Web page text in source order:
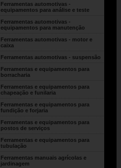
Ferramentas automotivas -
equipamentos para análise e teste
Ferramentas automotivas -
equipamentos para manutenção
Ferramentas automotivas - motor e
caixa
Ferramentas automotivas - suspensão
Ferramentas e equipamentos para
borracharia
Ferramentas e equipamentos para
chapeação e funilaria
Ferramentas e equipamentos para
fundição e forjaria
Ferramentas e equipamentos para
postos de serviços
Ferramentas e equipamentos para
tubulação
Ferramentas manuais agrícolas e
jardinagem